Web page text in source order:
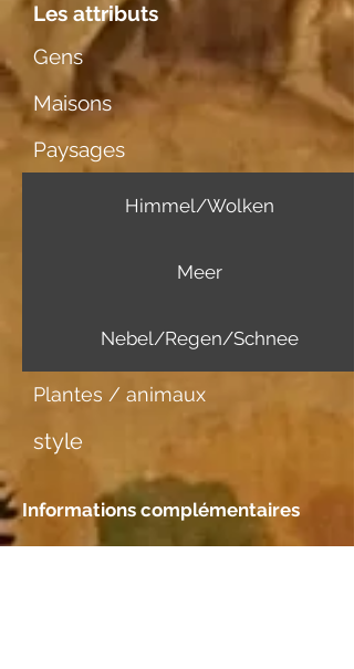
Les attributs
Gens
Maisons
Paysages
Himmel/Wolken
Meer
Nebel/Regen/Schnee
Plantes / animaux
style
Informations complémentaires